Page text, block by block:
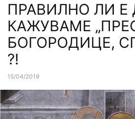
ПРАВИЛНО ЛИ Е
КАЖУВАМЕ
БОГОРОДИЦЕ,
?!
15/04/2019